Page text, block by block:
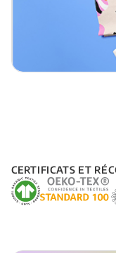
CERTIFICATS ET